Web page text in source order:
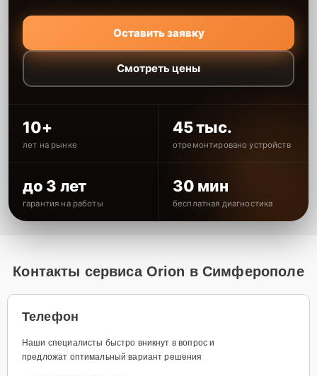
Оставить заявку
Смотреть цены
10+
лет на рынке
45 тыс.
отремонтировано устройств
до 3 лет
гарантия на работы
30 мин
бесплатная диагностика
Контакты сервиса Orion в Симферополе
Телефон
Наши специалисты быстро вникнут в вопрос и
предложат оптимальный вариант решения